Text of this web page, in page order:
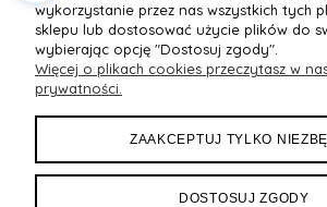
POMOC
MOJE KONTO
PŁATNOŚCI I
wykorzystanie przez nas wszystkich tych
sklepu lub dostosować użycie plików do
wybierając opcję "Dostosuj zgody".
Więcej o plikach cookies przeczytasz w
prywatności.
ZAAKCEPTUJ TYLKO
DOSTOSUJ ZGODY